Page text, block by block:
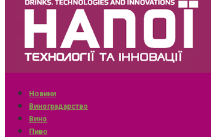
Новини
Виноградарство
Вино
Пиво